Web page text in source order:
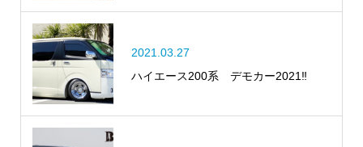
2021.03.27
ハイエース200系 デモカー2021‼